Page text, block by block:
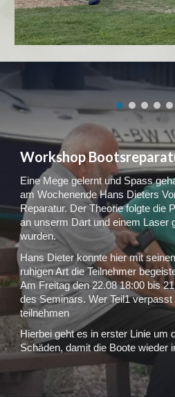
Workshop
Eine Mege gelernt und Spass
am Wochenende Hans Dieters
Reparatur. Der Theorie folgte die
an unserm Dart und einem Laser
wurden.
Hans Dieter konnte hier mit
ruhigen Art die Teilnehmer
Am Freitag den 22.08 18:00 bis
des Seminars. Wer Teil1
teilnehmen
Hierbei geht es in erster Linie um
Schäden, damit die Boote wieder